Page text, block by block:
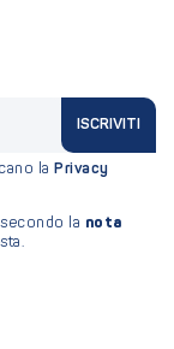
ISCRIVITI
la Privacy
la nota